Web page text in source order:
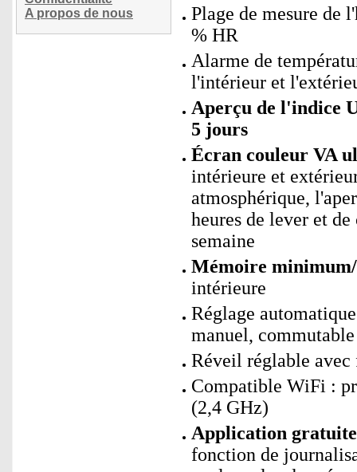
A propos de nous
Plage de mesure de
% HR
Alarme de
l'intérieur et
Aperçu de l'indice
5 jours
Écran couleur VA
intérieure et
atmosphérique,
heures de lever et
semaine
Mémoire
intérieure
Réglage
manuel,
Réveil réglable avec
Compatible WiFi :
(2,4 GHz)
Application
fonction de